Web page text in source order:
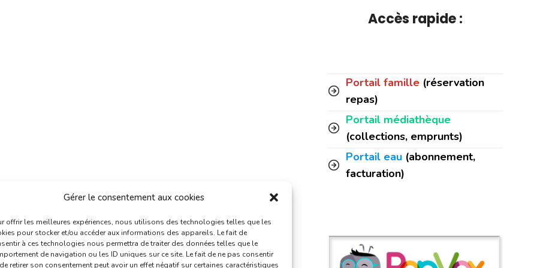
Gérer le consentement aux cookies
offrir les meilleures expériences, nous utilisons des technologies telles que les
pour stocker et/ou accéder aux informations des appareils. Le fait de
à ces technologies nous permettra de traiter des données telles que le
de navigation ou les ID uniques sur ce site. Le fait de ne pas consentir
retirer son consentement peut avoir un effet négatif sur certaines caractéristiques
Accès rapide :
Portail famille (réservation
repas)
Portail médiathèque
(collections, emprunts)
Portail eau (abonnement,
facturation)